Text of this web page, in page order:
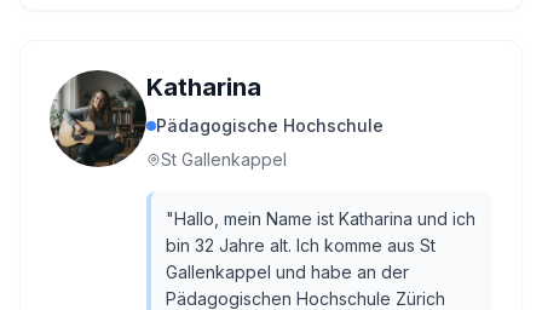
Katharina
Pädagogische Hochschule
St Gallenkappel
"Hallo, mein Name ist Katharina und ich
bin 32 Jahre alt. Ich komme aus St
Gallenkappel und habe an der
Pädagogischen Hochschule Zürich